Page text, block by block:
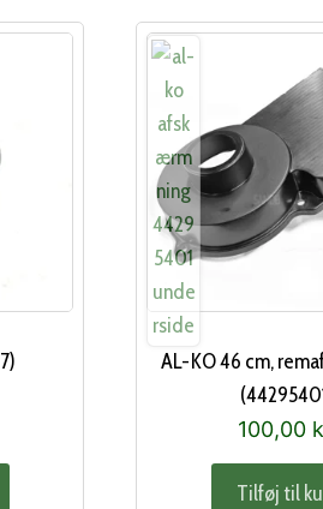
AL-KO 46 cm,
100,00
Tilføj til